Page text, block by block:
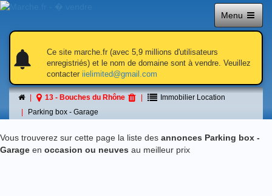
Menu
notifications
notifications
Ce site marche.fr (avec 5,9 millions d'utilisateurs
enregistriés) et le nom de domaine sont à vendre. Veuillez
contacter iielimited@gmail.com
13 - Bouches du Rhône
Immobilier Location
Parking box - Garage
Parking box - Garage
á 13 - Bouches du Rhône
Vous trouverez sur cette page la liste des annonces Parking box -
Garage en occasion ou neuves au meilleur prix